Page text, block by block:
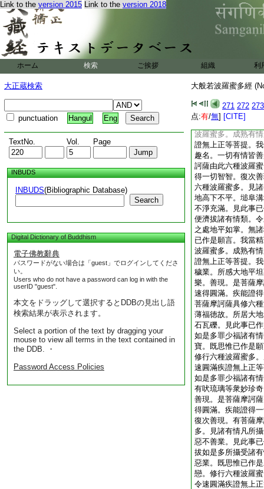
Link to the version 2015 Link to the version 2018
ホーム 検索 ご挨拶 組織 利
大正蔵検索
punctuation Hangul Eng
TextNo. Vol. Page
INBUDS
INBUDS(Bibliographic Database)
Search
Digital Dictionary of Buddhism
電子佛教辭典
パスワードがない場合は「guest」でログインしてくださ
い。
Users who do not have a password can log in with the
userID "guest".
本文をドラッグして選択するとDDBの見出し語
検索結果が表示されます。
Select a portion of the text by dragging your
mouse to view all terms in the text contained in
the DDB. ・
Password Access Policies
大般若波羅蜜多經
271 272 273
点:有/無] [CITE]
多。見諸有情三聚
我當云何方便濟拔
不定聚。既思惟已
顧戀。修行六種波
得無邪定及不定名
現是菩薩摩訶薩由
圓滿。疾能證得一
薩摩訶薩具修六種
三惡趣受諸劇苦。
云何方便濟拔令其
已作是願言。我當
波羅蜜多。成熟有
證無上正等菩提。
趣名。一切有情皆
訶薩由此六種波羅
得一切智智。復次
六種波羅蜜多。見
地高下不平。塠阜
不淨充滿。見此事
便濟拔諸有情類。
之處地平如掌。無
已作是願言。我當
波羅蜜多。成熟有
證無上正等菩提。
穢業。所感大地平
樂。善現。是菩薩
速得圓滿。疾能證
菩薩摩訶薩具修六
薄福徳故。所居大
石瓦礫。見此事已
如是多罪少福諸有
寶。既思惟已作是
修行六種波羅蜜多
速圓滿疾證無上正
如是多罪少福諸有
有吠琉璃等衆妙珍
善現。是菩薩摩訶
得圓滿。疾能證得
復次善現。有菩薩
多。見諸有情凡所
惡不善業。見此事
拔如是多所攝受諸
惡業。既思惟已作
戀。修行六種波羅
令速圓滿疾證無上